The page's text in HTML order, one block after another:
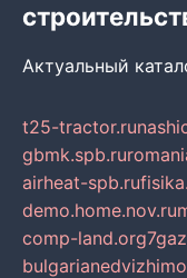
Актуальный
t25-tractor.ru
gbmk.spb.ru
airheat-spb.ru
demo.home.nov.ru
comp-land.org